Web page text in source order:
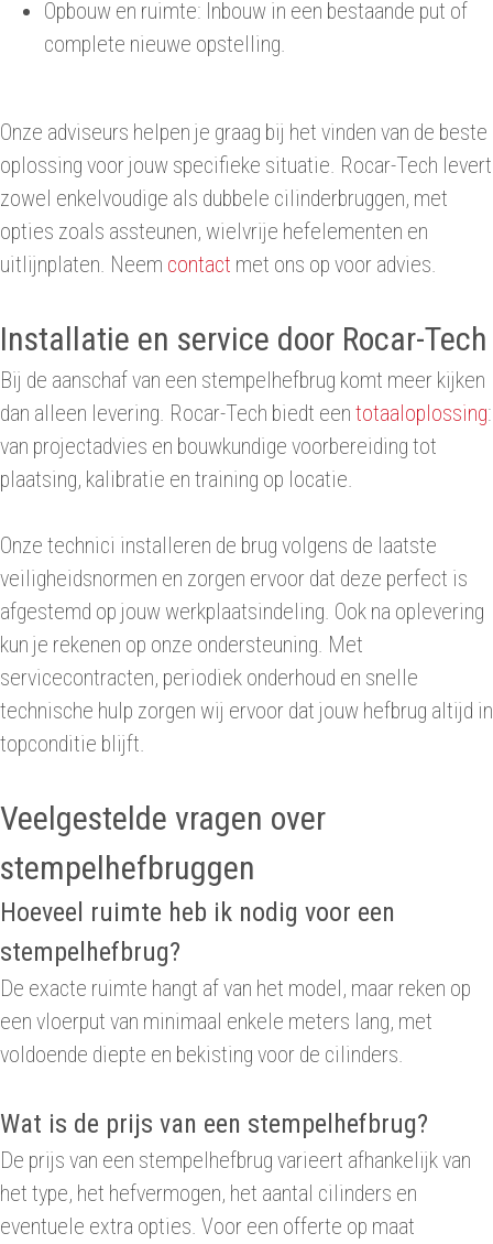
Opbouw en ruimte: Inbouw in een bestaande put of
complete nieuwe opstelling.
Onze adviseurs helpen je graag bij het vinden van de beste
oplossing voor jouw specifieke situatie. Rocar-Tech levert
zowel enkelvoudige als dubbele cilinderbruggen, met
opties zoals assteunen, wielvrije hefelementen en
uitlijnplaten. Neem contact met ons op voor advies.
Installatie en service door Rocar-Tech
Bij de aanschaf van een stempelhefbrug komt meer kijken
dan alleen levering. Rocar-Tech biedt een totaaloplossing:
van projectadvies en bouwkundige voorbereiding tot
plaatsing, kalibratie en training op locatie.
Onze technici installeren de brug volgens de laatste
veiligheidsnormen en zorgen ervoor dat deze perfect is
afgestemd op jouw werkplaatsindeling. Ook na oplevering
kun je rekenen op onze ondersteuning. Met
servicecontracten, periodiek onderhoud en snelle
technische hulp zorgen wij ervoor dat jouw hefbrug altijd in
topconditie blijft.
Veelgestelde vragen over
stempelhefbruggen
Hoeveel ruimte heb ik nodig voor een
stempelhefbrug?
De exacte ruimte hangt af van het model, maar reken op
een vloerput van minimaal enkele meters lang, met
voldoende diepte en bekisting voor de cilinders.
Wat is de prijs van een stempelhefbrug?
De prijs van een stempelhefbrug varieert afhankelijk van
het type, het hefvermogen, het aantal cilinders en
eventuele extra opties. Voor een offerte op maat